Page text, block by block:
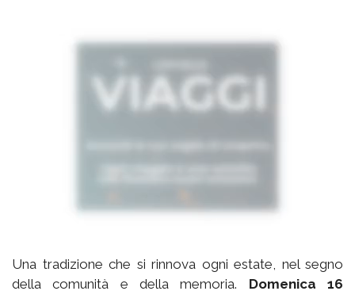
Una tradizione che si rinnova ogni estate, nel segno
della comunità e della memoria. Domenica 16